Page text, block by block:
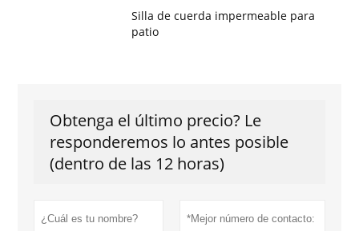
Silla de cuerda impermeable para
patio
Obtenga el último precio? Le
responderemos lo antes posible
(dentro de las 12 horas)